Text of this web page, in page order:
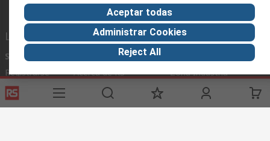
Links de ayuda
Servicios
Registrarse
Entrega
Acerca de RS
Acerca de RS
En el mundo
Zona Industria
Fabricación
Aceptar todas
Administrar Cookies
Reject All